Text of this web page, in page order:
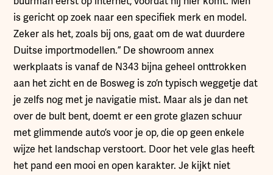
is gericht op zoek naar een specifiek merk en model.
Zeker als het, zoals bij ons, gaat om de wat duurdere
Duitse importmodellen.” De showroom annex
werkplaats is vanaf de N343 bijna geheel onttrokken
aan het zicht en de Bosweg is zo’n typisch weggetje dat
je zelfs nog met je navigatie mist. Maar als je dan net
over de bult bent, doemt er een grote glazen schuur
met glimmende auto’s voor je op, die op geen enkele
wijze het landschap verstoort. Door het vele glas heeft
het pand een mooi en open karakter. Je kijkt niet